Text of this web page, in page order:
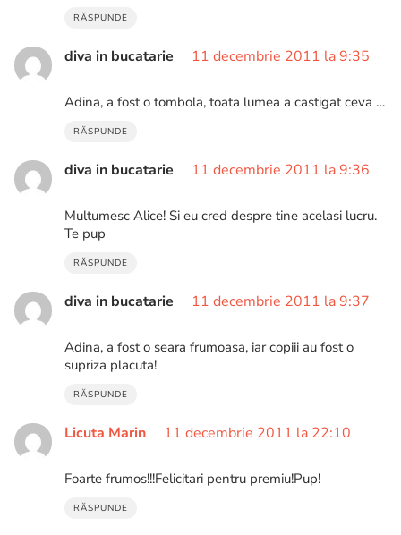
RĂSPUNDE
diva in bucatarie 11 decembrie 2011 la 9:35
Adina, a fost o tombola, toata lumea a castigat ceva …
RĂSPUNDE
diva in bucatarie 11 decembrie 2011 la 9:36
Multumesc Alice! Si eu cred despre tine acelasi lucru.
Te pup
RĂSPUNDE
diva in bucatarie 11 decembrie 2011 la 9:37
Adina, a fost o seara frumoasa, iar copiii au fost o
supriza placuta!
RĂSPUNDE
Licuta Marin 11 decembrie 2011 la 22:10
Foarte frumos!!!Felicitari pentru premiu!Pup!
RĂSPUNDE